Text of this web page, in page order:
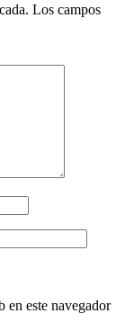
Los campos
en este navegador